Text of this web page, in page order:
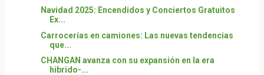
Navidad 2025: Encendidos y Conciertos Gratuitos
Ex...
Carrocerías en camiones: Las nuevas tendencias
que...
CHANGAN avanza con su expansión en la era
hibrido-...